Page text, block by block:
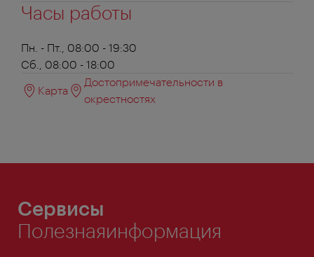
Часы работы
Пн. - Пт., 08:00 - 19:30
Сб., 08:00 - 18:00
Карта
Достопримечательности в
окрестностях
Сервисы
Полезнаяинформация